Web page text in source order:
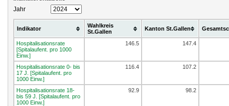
Jahr
Indikator
Wahlkreis
St.Gallen
Kanton St.Gallen
Hospitalisationsrate
[Spitalaufent. pro 1000
Einw.]
146.5 147.4
Hospitalisationsrate 0- bis
17 J. [Spitalaufent. pro
1000 Einw.]
116.4 107.2
Hospitalisationsrate 18-
bis 59 J. [Spitalaufent. pro
1000 Einw.]
92.9 98.2